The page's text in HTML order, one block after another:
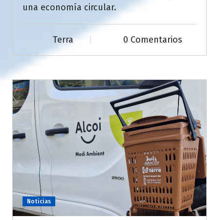
una economía circular.
Terra 0 Comentarios
Noticias